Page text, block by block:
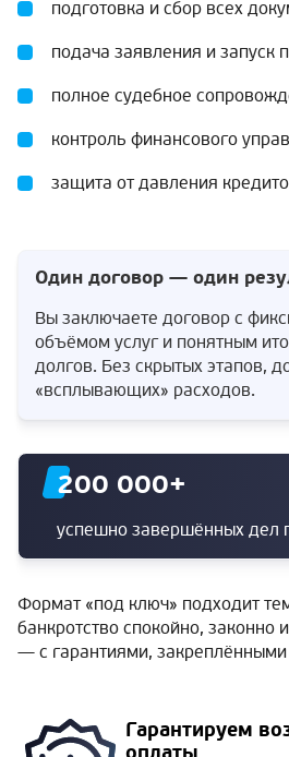
подготовка и сбор всех
подача заявления и запуск
полное судебное
контроль финансового
защита от давления
Один договор — один
Вы заключаете договор с
объёмом услуг и понятным
долгов. Без скрытых этапов,
«всплывающих» расходов.
200 000+
успешно завершённых дел
Формат «под ключ» подходит
банкротство спокойно, законно
— с гарантиями, закреплёнными
Гарантируем